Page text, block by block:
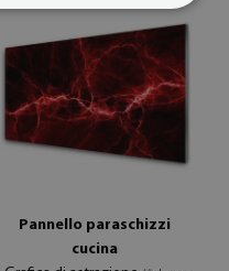
Pannello paraschizzi
cucina